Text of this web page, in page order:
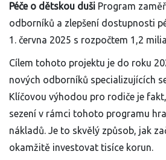
Péče o dětskou duši Program
odborníků a zlepšení dostupnosti
1. června 2025 s rozpočtem 1,2
Cílem tohoto projektu je do roku
nových odborníků specializujících
Klíčovou výhodou pro rodiče je
sezení v rámci tohoto programu
nákladů. Je to skvělý způsob, jak
okamžitě investovat tisíce korun.